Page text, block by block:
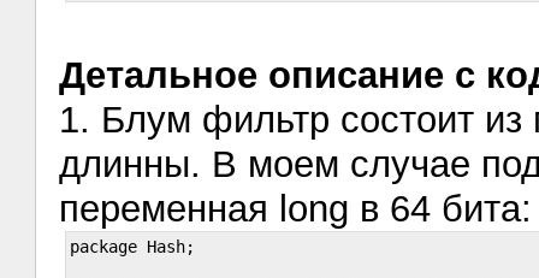
Детальное описание с
1. Блум фильтр состоит из
длинны. В моем случае
переменная long в 64 бита:
package Hash;